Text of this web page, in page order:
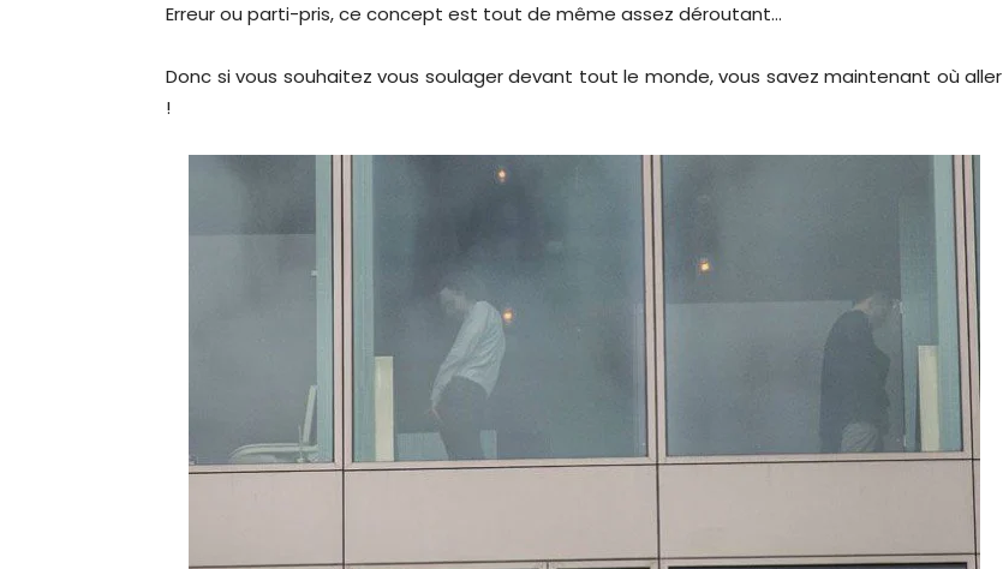
Erreur ou parti-pris, ce concept est tout de même assez déroutant…
Donc si vous souhaitez vous soulager devant tout le monde, vous savez maintenant où aller
!